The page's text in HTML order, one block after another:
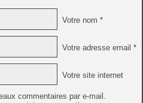
Votre nom *
Votre adresse email *
Votre site internet
commentaires par e-mail.